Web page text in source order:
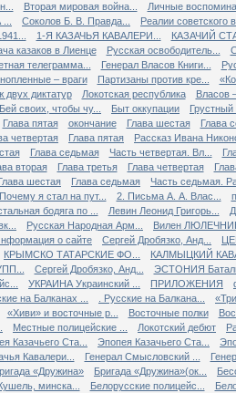
Вторая мировая война...
Личные
Соколов Б. В. Правда...
Реалии советского
1-Я КАЗАЧЬЯ КАВАЛЕРИ...
КАЗАЧИЙ
казаков в Лиенце Русская освободитель...
телеграмма... Генерал Власов Книги...
– враги Партизаны против кре...
двух диктатур Локотская республика
Власов
своих, чтобы чу... Быт оккупации
Грустный
Глава пятая окончание Глава шестая
Глава
четвертая Глава пятая
Рассказ Ивана
Глава седьмая Часть четвертая. Вл...
вторая Глава третья Глава четвертая
Глава шестая Глава седьмая
Часть седьмая.
Почему я стал на пут... 2. Письма А. А. Влас...
бодяга по ... Левин Леонид Григорь...
Русская Народная Арм...
Вилен
о сайте Сергей Дробязко, Анд...
КРЫМСКО ТАТАРСКИЕ ФО...
КАЛМЫЦКИЙ
Сергей Дробязко, Анд...
ЭСТОНИЯ
УКРАИНА Украинский ... ПРИЛОЖЕНИЯ
на Балканах ... . Русские на Балкана...
«Хиви» и восточные р... Восточные полки
Местные полицейские ... Локотский дебют
Казачьего Ста... Эпопея Казачьего Ста...
Кавалери... Генерал Смысловский ...
«Дружина» Бригада «Дружина»(ок...
минска... Белорусские полицейс...